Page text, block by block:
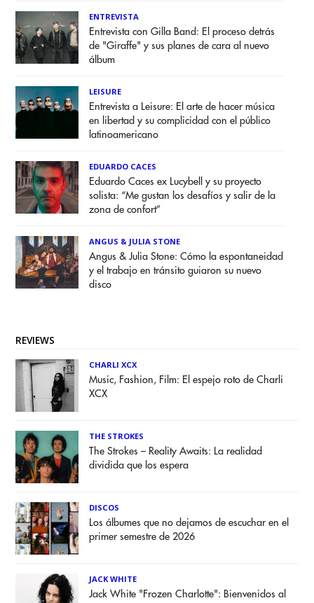
ENTREVISTA
Entrevista con Gilla Band: El proceso detrás
de "Giraffe" y sus planes de cara al nuevo
álbum
LEISURE
Entrevista a Leisure: El arte de hacer música
en libertad y su complicidad con el público
latinoamericano
EDUARDO CACES
Eduardo Caces ex Lucybell y su proyecto
solista: “Me gustan los desafíos y salir de la
zona de confort”
ANGUS & JULIA STONE
Angus & Julia Stone: Cómo la espontaneidad
y el trabajo en tránsito guiaron su nuevo
disco
REVIEWS
CHARLI XCX
Music, Fashion, Film: El espejo roto de Charli
XCX
THE STROKES
The Strokes – Reality Awaits: La realidad
dividida que los espera
DISCOS
Los álbumes que no dejamos de escuchar en el
primer semestre de 2026
JACK WHITE
Jack White "Frozen Charlotte": Bienvenidos al